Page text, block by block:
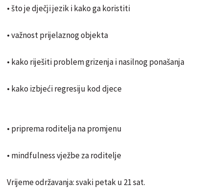
• što je dječji jezik i kako ga koristiti
• važnost prijelaznog objekta
• kako riješiti problem grizenja i nasilnog ponašanja
• kako izbjeći regresiju kod djece
• priprema roditelja na promjenu
• mindfulness vježbe za roditelje
Vrijeme održavanja: svaki petak u 21 sat.